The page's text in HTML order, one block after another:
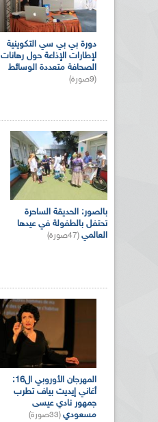
دورة بي بي سي التكوينية
لإطارات الإذاعة حول رهانات
الصحافة متعددة الوسائط
(9صورة)
بالصور: الحديقة الساحرة
تحتفل بالطفولة في عيدها
العالمي (47صورة)
المهرجان الأوروبي ال16:
أغاني إيديت بياف تطرب
جمهور نادي عيسى
مسعودي (33صورة)